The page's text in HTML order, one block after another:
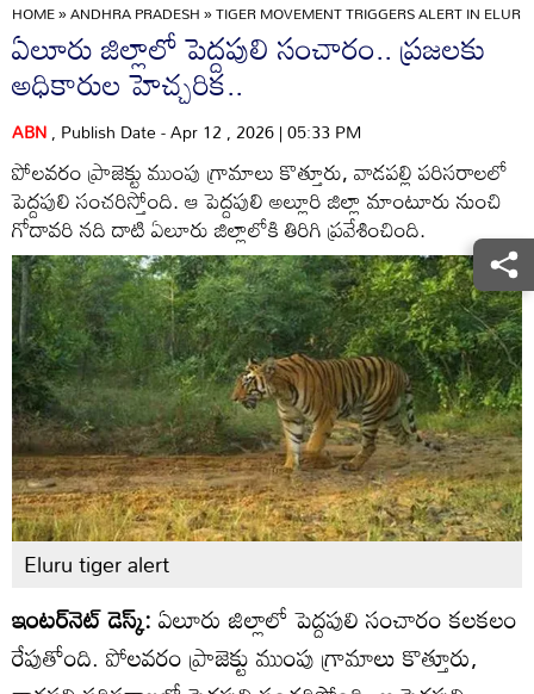
HOME»ANDHRA PRADESH»TIGER MOVEMENT TRIGGERS ALERT IN
ఏలూరు జిల్లాలో పెద్దపులి సంచారం.. ప్రజలకు
అధికారుల హెచ్చరిక..
ABN, Publish Date - Apr 12 , 2026 | 05:33 PM
పోలవరం ప్రాజెక్టు ముంపు గ్రామాలు కొత్తూరు, వాడపల్లి పరిసరాలలో
పెద్దపులి సంచరిస్తోంది. ఆ పెద్దపులి అల్లూరి జిల్లా మాంటూరు నుంచి
గోదావరి నది దాటి ఏలూరు జిల్లాలోకి తిరిగి ప్రవేశించింది.
Eluru tiger alert
ఇంటర్‌నెట్ డెస్క్:ఏలూరు జిల్లాలో పెద్దపులి సంచారం కలకలం
రేపుతోంది. పోలవరం ప్రాజెక్టు ముంపు గ్రామాలు కొత్తూరు,